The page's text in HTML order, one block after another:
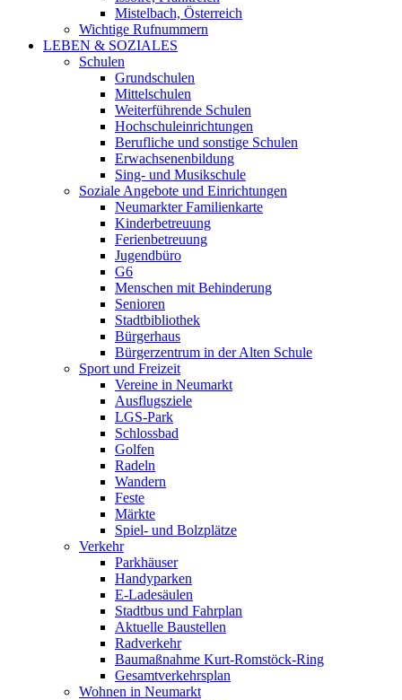
Mistelbach, Österreich
Wichtige Rufnummern
LEBEN & SOZIALES
Schulen
Grundschulen
Mittelschulen
Weiterführende Schulen
Hochschuleinrichtungen
Berufliche und sonstige Schulen
Erwachsenenbildung
Sing- und Musikschule
Soziale Angebote und Einrichtungen
Neumarkter Familienkarte
Kinderbetreuung
Ferienbetreuung
Jugendbüro
G6
Menschen mit Behinderung
Senioren
Stadtbibliothek
Bürgerhaus
Bürgerzentrum in der Alten Schule
Sport und Freizeit
Vereine in Neumarkt
Ausflugsziele
LGS-Park
Schlossbad
Golfen
Radeln
Wandern
Feste
Märkte
Spiel- und Bolzplätze
Verkehr
Parkhäuser
Handyparken
E-Ladesäulen
Stadtbus und Fahrplan
Aktuelle Baustellen
Radverkehr
Baumaßnahme Kurt-Romstöck-Ring
Gesamtverkehrsplan
Wohnen in Neumarkt